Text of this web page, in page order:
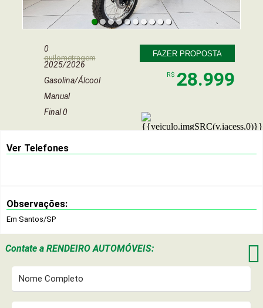
0
quilometragem
2025/2026
Gasolina/Álcool
Manual
Final 0
FAZER PROPOSTA
R$ 28.999
Ver Telefones
Observações:
Em Santos/SP
Contate a RENDEIRO AUTOMÓVEIS: 